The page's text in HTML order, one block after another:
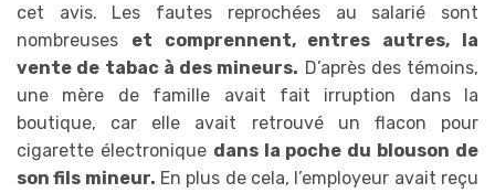
cet avis. Les fautes reprochées au salarié sont
nombreuses et comprennent, entres autres, la
vente de tabac à des mineurs. D’après des témoins,
une mère de famille avait fait irruption dans la
boutique, car elle avait retrouvé un flacon pour
cigarette électronique dans la poche du blouson de
son fils mineur. En plus de cela, l’employeur avait reçu